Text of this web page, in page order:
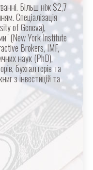
Більш ніж $2,7
Спеціалізація
of Geneva),
(New York Institute
Brokers, IMF,
наук (PhD),
бухгалтерів та
з інвестицій та